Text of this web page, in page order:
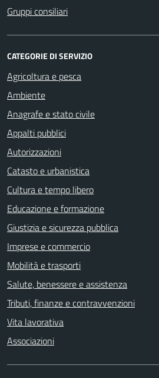
Gruppi consiliari
CATEGORIE DI SERVIZIO
Agricoltura e pesca
Ambiente
Anagrafe e stato civile
Appalti pubblici
Autorizzazioni
Catasto e urbanistica
Cultura e tempo libero
Educazione e formazione
Giustizia e sicurezza pubblica
Imprese e commercio
Mobilità e trasporti
Salute, benessere e assistenza
Tributi, finanze e contravvenzioni
Vita lavorativa
Associazioni